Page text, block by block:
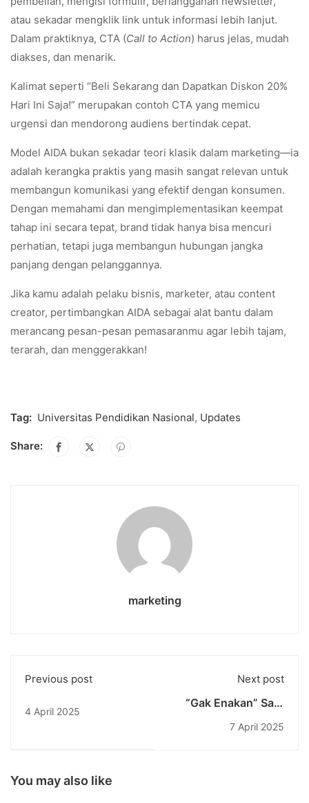
atau sekadar mengklik link untuk informasi lebih lanjut.
Dalam praktiknya, CTA (Call to Action) harus jelas, mudah
diakses, dan menarik.
Kalimat seperti “Beli Sekarang dan Dapatkan Diskon 20%
Hari Ini Saja!” merupakan contoh CTA yang memicu
urgensi dan mendorong audiens bertindak cepat.
Model AIDA bukan sekadar teori klasik dalam marketing—ia
adalah kerangka praktis yang masih sangat relevan untuk
membangun komunikasi yang efektif dengan konsumen.
Dengan memahami dan mengimplementasikan keempat
tahap ini secara tepat, brand tidak hanya bisa mencuri
perhatian, tetapi juga membangun hubungan jangka
panjang dengan pelanggannya.
Jika kamu adalah pelaku bisnis, marketer, atau content
creator, pertimbangkan AIDA sebagai alat bantu dalam
merancang pesan-pesan pemasaranmu agar lebih tajam,
terarah, dan menggerakkan!
Tag: Universitas Pendidikan Nasional, Updates
Share:
marketing
Previous post
4 April 2025
Next post
“Gak Enakan” Saat
Tips Biar Kamu Bisa
7 April 2025
You may also like